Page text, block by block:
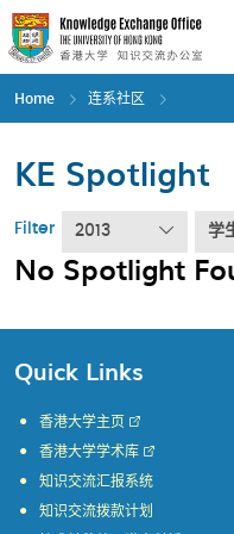
Skip
to
main
content
Home 连系社区
KE Spotlight
Filter 2013 学
No Spotlight
Quick Links
香港大学主页
香港大学学术库
知识交流汇报系统
知识交流拨款计划